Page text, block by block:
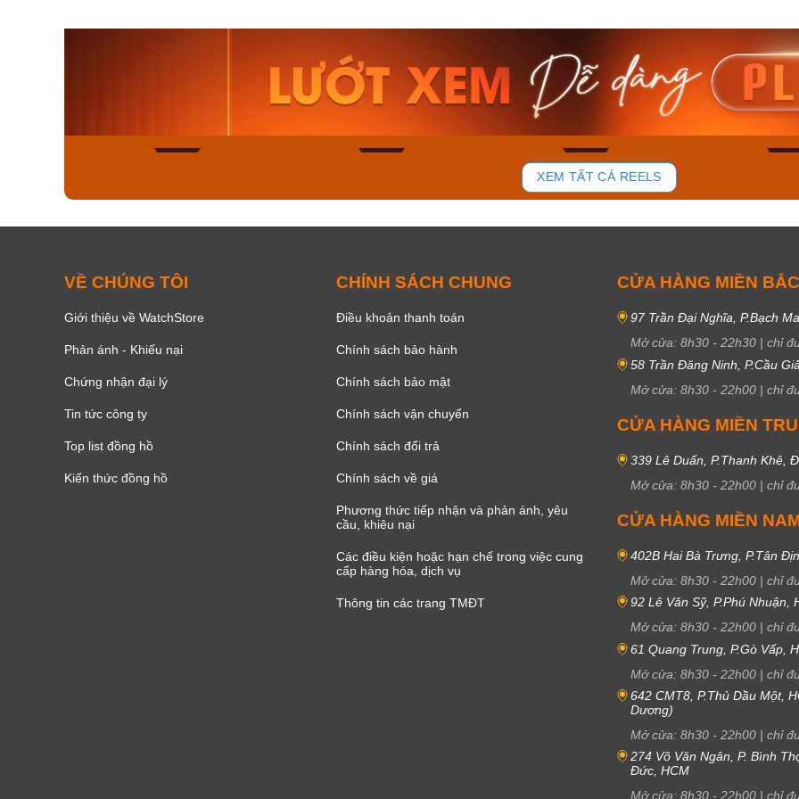
Orient Nam RA-
AA0B05R19B
9.480.000₫
8.058.000₫
Mua ngay
84
Casio Nam MTS-
115D-1AVDF
2.823.000₫
2.399.550₫
Casio
Mua
XEM TẤT CẢ REELS
VỀ CHÚNG TÔI
Giới thiệu về WatchStore
Phản ánh - Khiếu nại
Chứng nhận đại lý
Tin tức công ty
Top list đồng hồ
Kiến thức đồng hồ
CHÍNH SÁCH CHUNG
Điều khoản thanh toán
Chính sách bảo hành
Chính sách bảo mật
Chính sách vận chuyển
Chính sách đổi trả
Chính sách về giá
Phương thức tiếp nhận và phản ánh, yêu
cầu, khiêu nại
Các điều kiện hoặc hạn chế trong việc cung
cấp hàng hóa, dịch vụ
Thông tin các trang TMĐT
CỬA HÀNG MIỀN BẮC
97 Trần Đại Nghĩa, P.Bạch
Mở cửa: 8h30 - 22h30 | chỉ
58 Trần Đăng Ninh, P.Cầu
Mở cửa: 8h30 - 22h00 | chỉ
CỬA HÀNG MIỀN
339 Lê Duẩn, P.Thanh Khê,
Mở cửa: 8h30 - 22h00 | chỉ
CỬA HÀNG MIỀN
402B Hai Bà Trưng, P.Tân
Mở cửa: 8h30 - 22h00 | chỉ
92 Lê Văn Sỹ, P.Phú Nhuận,
Mở cửa: 8h30 - 22h00 | chỉ
61 Quang Trung, P.Gò Vấp,
Mở cửa: 8h30 - 22h00 | chỉ
642 CMT8, P.Thủ Dầu Một,
Dương)
Mở cửa: 8h30 - 22h00 | chỉ
274 Võ Văn Ngân, P. Bình
Đức, HCM
Mở cửa: 8h30 - 22h00 | chỉ